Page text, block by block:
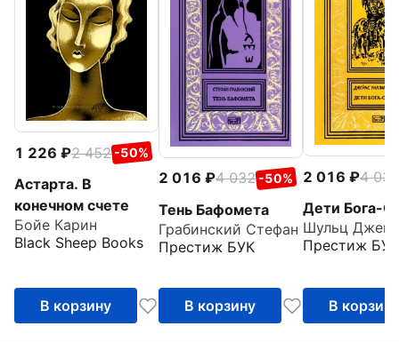
1 226 2 452 -50%
Астарта. В
конечном счете
Бойе Карин
Black Sheep Books
В корзину
2 016 4 032 -50%
Тень Бафомета
Грабинский Стефан
Престиж БУК
В корзину
2 016
4 032
Дети Бога-
Престиж БУК
В корзину